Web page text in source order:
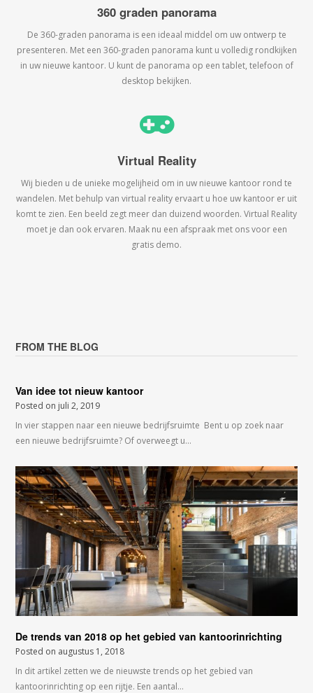
360 graden panorama
De 360-graden panorama is een ideaal middel om uw ontwerp te
presenteren. Met een 360-graden panorama kunt u volledig rondkijken
in uw nieuwe kantoor. U kunt de panorama op een tablet, telefoon of
desktop bekijken.
Virtual Reality
Wij bieden u de unieke mogelijheid om in uw nieuwe kantoor rond te
wandelen. Met behulp van virtual reality ervaart u hoe uw kantoor er uit
komt te zien. Een beeld zegt meer dan duizend woorden. Virtual Reality
moet je dan ook ervaren. Maak nu een afspraak met ons voor een
gratis demo.
FROM THE BLOG
Van idee tot nieuw kantoor
Posted on juli 2, 2019
In vier stappen naar een nieuwe bedrijfsruimte Bent u op zoek naar
een nieuwe bedrijfsruimte? Of overweegt u…
De trends van 2018 op het gebied van kantoorinrichting
Posted on augustus 1, 2018
In dit artikel zetten we de nieuwste trends op het gebied van
kantoorinrichting op een rijtje. Een aantal…